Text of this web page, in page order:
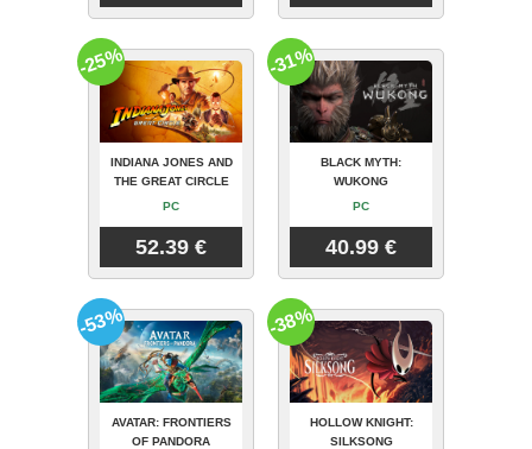
INDIANA JONES AND
THE GREAT CIRCLE
PC
52.39 €
-25%
BLACK MYTH:
WUKONG
PC
40.99 €
-31%
AVATAR: FRONTIERS
OF PANDORA
-53%
HOLLOW KNIGHT:
SILKSONG
-38%